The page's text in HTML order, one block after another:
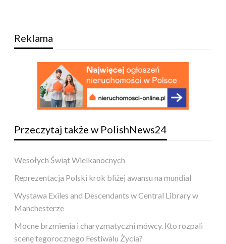
Reklama
Przeczytaj także w PolishNews24
Wesołych Świąt Wielkanocnych
Reprezentacja Polski krok bliżej awansu na mundial
Wystawa Exiles and Descendants w Central Library w
Manchesterze
Mocne brzmienia i charyzmatyczni mówcy. Kto rozpali
scenę tegorocznego Festiwalu Życia?